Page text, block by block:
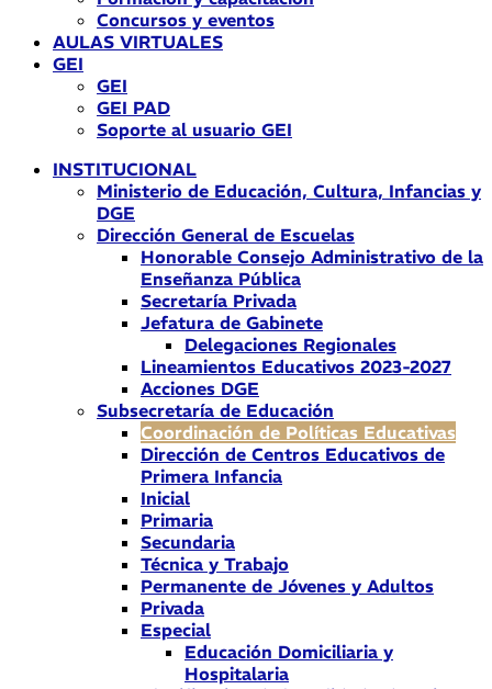
Concursos y eventos
AULAS VIRTUALES
GEI
GEI
GEI PAD
Soporte al usuario GEI
INSTITUCIONAL
Ministerio de Educación, Cultura, Infancias y
DGE
Dirección General de Escuelas
Honorable Consejo Administrativo de la
Enseñanza Pública
Secretaría Privada
Jefatura de Gabinete
Delegaciones Regionales
Lineamientos Educativos 2023-2027
Acciones DGE
Subsecretaría de Educación
Coordinación de Políticas Educativas
Dirección de Centros Educativos de
Primera Infancia
Inicial
Primaria
Secundaria
Técnica y Trabajo
Permanente de Jóvenes y Adultos
Privada
Especial
Educación Domiciliaria y
Hospitalaria